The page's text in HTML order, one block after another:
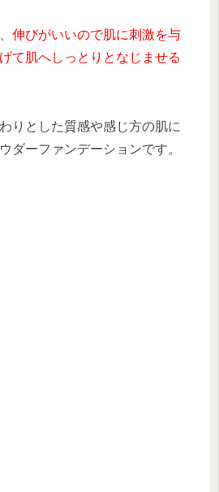
伸びがいいので肌に刺激を与
て肌へしっとりとなじませる
りとした質感や感じ方の肌に
ダーファンデーションです。